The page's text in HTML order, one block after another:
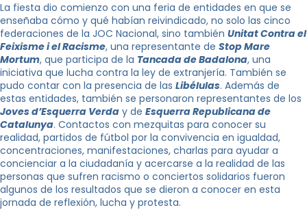
La fiesta dio comienzo con una feria de entidades en que se
enseñaba cómo y qué habían reivindicado, no solo las cinco
federaciones de la JOC Nacional, sino también Unitat Contra el
Feixisme i el Racisme, una representante de Stop Mare
Mortum, que participa de la Tancada de Badalona, una
iniciativa que lucha contra la ley de extranjería. También se
pudo contar con la presencia de las Libélulas. Además de
estas entidades, también se personaron representantes de los
Joves d’Esquerra Verda y de Esquerra Republicana de
Catalunya. Contactos con mezquitas para conocer su
realidad, partidos de fútbol por la convivencia en igualdad,
concentraciones, manifestaciones, charlas para ayudar a
concienciar a la ciudadanía y acercarse a la realidad de las
personas que sufren racismo o conciertos solidarios fueron
algunos de los resultados que se dieron a conocer en esta
jornada de reflexión, lucha y protesta.